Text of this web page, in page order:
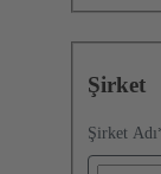
Şirket
Şirket Adı